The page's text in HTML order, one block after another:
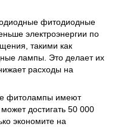
фитодиодные
электроэнергии по
такими как
лампы. Это делает их
расходы на
фитолампы имеют
достигать 50 000
экономите на